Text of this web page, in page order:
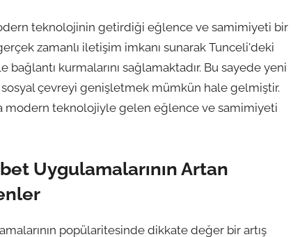
teknolojinin getirdiği eğlence ve samimiyeti bir
zamanlı iletişim imkanı sunarak Tunceli'deki
kurmalarını sağlamaktadır. Bu sayede yeni
çevreyi genişletmek mümkün hale gelmiştir.
modern teknolojiyle gelen eğlence ve samimiyeti
Uygulamalarının Artan
popülaritesinde dikkate değer bir artış